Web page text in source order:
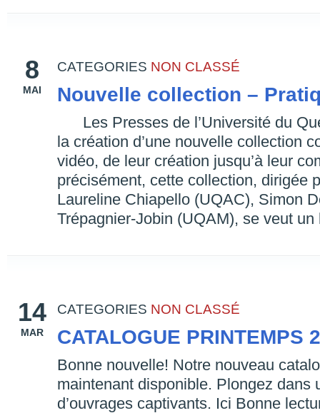
8
MAI
CATEGORIES NON CLASSÉ
Nouvelle collection –
Les Presses de l’Université du
la création d’une nouvelle collection
vidéo, de leur création jusqu’à leur
précisément, cette collection, dirigée
Laureline Chiapello (UQAC), Simon
Trépagnier-Jobin (UQAM), se veut
14
MAR
CATEGORIES NON CLASSÉ
CATALOGUE PRINTEMPS
Bonne nouvelle! Notre nouveau
maintenant disponible. Plongez dans
d’ouvrages captivants. Ici Bonne